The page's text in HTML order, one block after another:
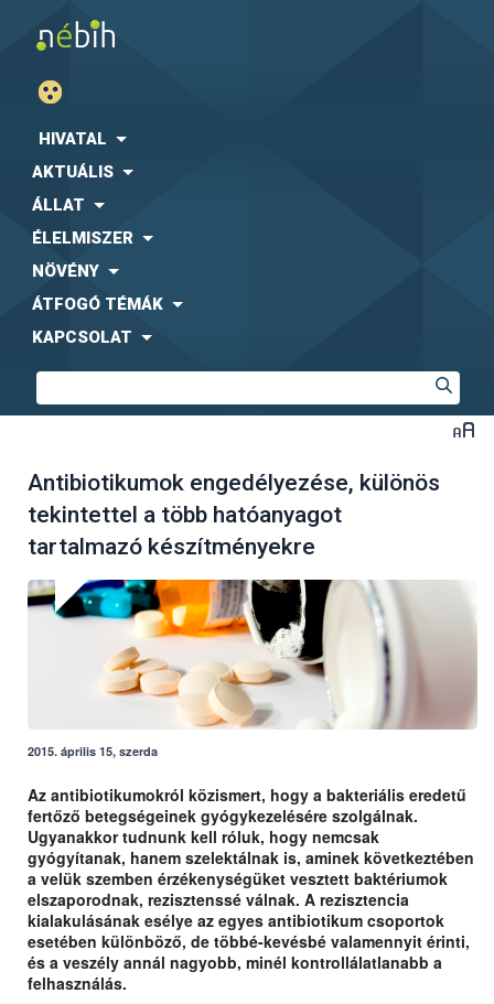
HIVATAL
AKTUÁLIS
ÁLLAT
ÉLELMISZER
NÖVÉNY
ÁTFOGÓ TÉMÁK
KAPCSOLAT
Antibiotikumok engedélyezése, különös
tekintettel a több hatóanyagot
tartalmazó készítményekre
2015. április 15, szerda
Az antibiotikumokról közismert, hogy a bakteriális eredetű
fertőző betegségeinek gyógykezelésére szolgálnak.
Ugyanakkor tudnunk kell róluk, hogy nemcsak
gyógyítanak, hanem szelektálnak is, aminek következtében
a velük szemben érzékenységüket vesztett baktériumok
elszaporodnak, rezisztenssé válnak. A rezisztencia
kialakulásának esélye az egyes antibiotikum csoportok
esetében különböző, de többé-kevésbé valamennyit érinti,
és a veszély annál nagyobb, minél kontrollálatlanabb a
felhasználás.